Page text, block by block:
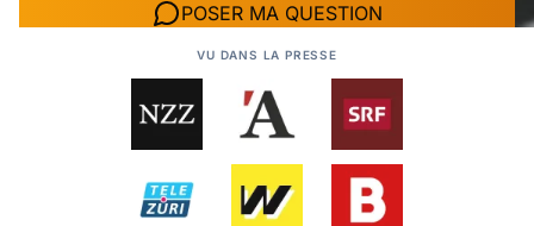
POSER MA QUESTION
VU DANS LA PRESSE